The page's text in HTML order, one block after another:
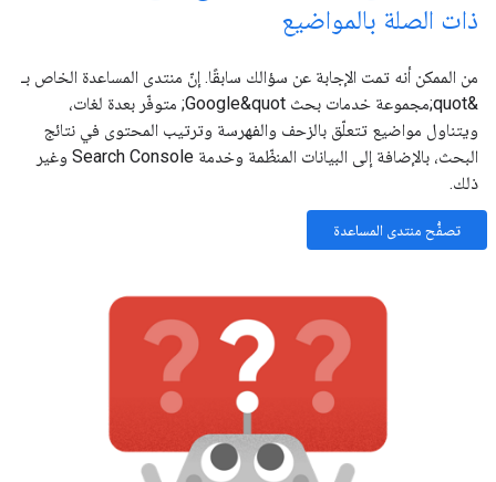
ذات الصلة بالمواضيع
من الممكن أنه تمت الإجابة عن سؤالك سابقًا. إنّ منتدى المساعدة الخاص بـ
&quot;مجموعة خدمات بحث Google&quot; متوفّر بعدة لغات،
ويتناول مواضيع تتعلّق بالزحف والفهرسة وترتيب المحتوى في نتائج
البحث، بالإضافة إلى البيانات المنظّمة وخدمة Search Console وغير
ذلك.
تصفُّح منتدى المساعدة